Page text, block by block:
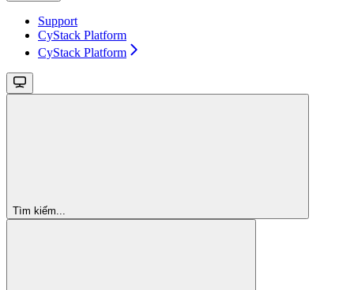
Support
CyStack Platform
CyStack Platform
Tìm kiếm...